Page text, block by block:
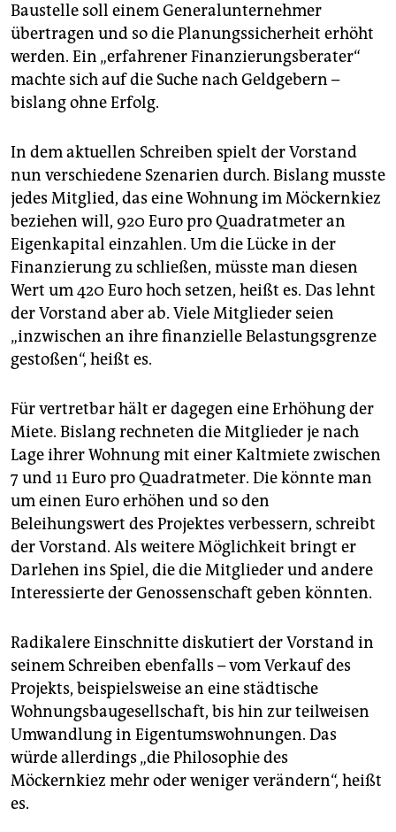
Baustelle soll einem Generalunternehmer
übertragen und so die Planungssicherheit erhöht
werden. Ein „erfahrener Finanzierungsberater“
machte sich auf die Suche nach Geldgebern –
bislang ohne Erfolg.
In dem aktuellen Schreiben spielt der Vorstand
nun verschiedene Szenarien durch. Bislang musste
jedes Mitglied, das eine Wohnung im Möckernkiez
beziehen will, 920 Euro pro Quadratmeter an
Eigenkapital einzahlen. Um die Lücke in der
Finanzierung zu schließen, müsste man diesen
Wert um 420 Euro hoch setzen, heißt es. Das lehnt
der Vorstand aber ab. Viele Mitglieder seien
„inzwischen an ihre finanzielle Belastungsgrenze
gestoßen“, heißt es.
Für vertretbar hält er dagegen eine Erhöhung der
Miete. Bislang rechneten die Mitglieder je nach
Lage ihrer Wohnung mit einer Kaltmiete zwischen
7 und 11 Euro pro Quadratmeter. Die könnte man
um einen Euro erhöhen und so den
Beleihungswert des Projektes verbessern, schreibt
der Vorstand. Als weitere Möglichkeit bringt er
Darlehen ins Spiel, die die Mitglieder und andere
Interessierte der Genossenschaft geben könnten.
Radikalere Einschnitte diskutiert der Vorstand in
seinem Schreiben ebenfalls – vom Verkauf des
Projekts, beispielsweise an eine städtische
Wohnungsbaugesellschaft, bis hin zur teilweisen
Umwandlung in Eigentumswohnungen. Das
würde allerdings „die Philosophie des
Möckernkiez mehr oder weniger verändern“, heißt
es.